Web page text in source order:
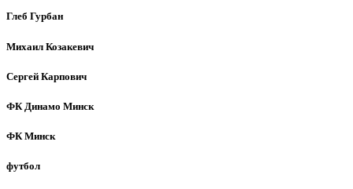
Глеб Гурбан
Михаил Козакевич
Сергей Карпович
ФК Динамо Минск
ФК Минск
футбол